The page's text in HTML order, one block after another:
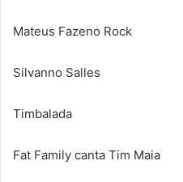
Mateus Fazeno Rock
Silvanno Salles
Timbalada
Fat Family canta Tim Maia